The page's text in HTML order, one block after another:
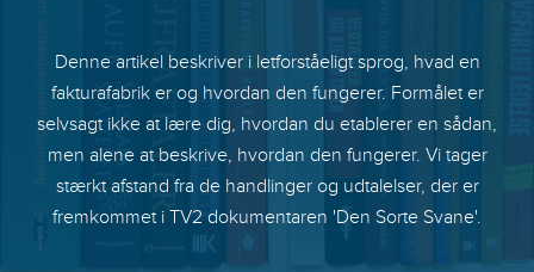
Denne artikel beskriver i letforståeligt sprog, hvad en
fakturafabrik er og hvordan den fungerer. Formålet er
selvsagt ikke at lære dig, hvordan du etablerer en sådan,
men alene at beskrive, hvordan den fungerer. Vi tager
stærkt afstand fra de handlinger og udtalelser, der er
fremkommet i TV2 dokumentaren 'Den Sorte Svane'.